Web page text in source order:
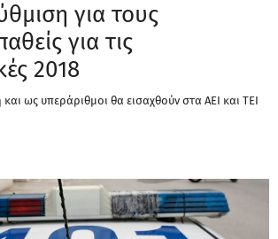
για τους
για τις
2018
ως υπεράριθμοι θα εισαχθούν στα ΑΕΙ και ΤΕΙ